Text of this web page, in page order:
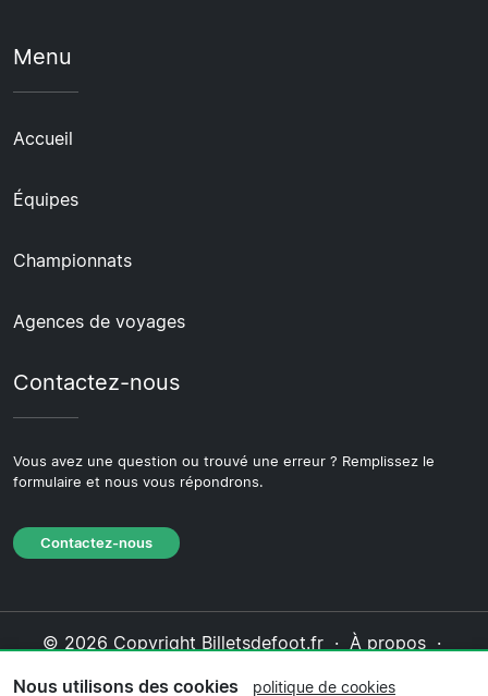
Menu
Accueil
Équipes
Championnats
Agences de voyages
Contactez-nous
Vous avez une question ou trouvé une erreur ? Remplissez le
formulaire et nous vous répondrons.
Contactez-nous
© 2026 Copyright Billetsdefoot.fr · À propos·
Nous utilisons des cookies politique de cookies